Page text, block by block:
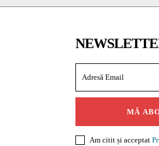
MĂ
Am citit și acceptat